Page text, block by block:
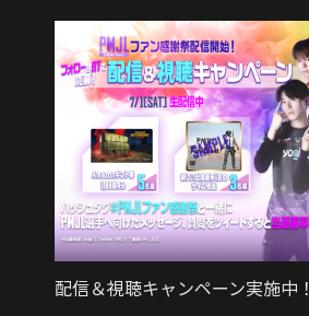
配信＆視聴キャンペーン実施中！